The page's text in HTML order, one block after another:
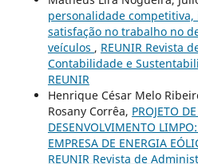
personalidade
satisfação no trabalho no
veículos , REUNIR Revista
Contabilidade e
REUNIR
Henrique César Melo
Rosany Corrêa, PROJETO
DESENVOLVIMENTO
EMPRESA DE ENERGIA
REUNIR Revista de